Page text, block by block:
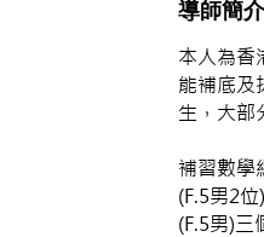
導師簡介
本人為香
能補底及
生，大部
補習數學
(F.5男2
(F.5男)三